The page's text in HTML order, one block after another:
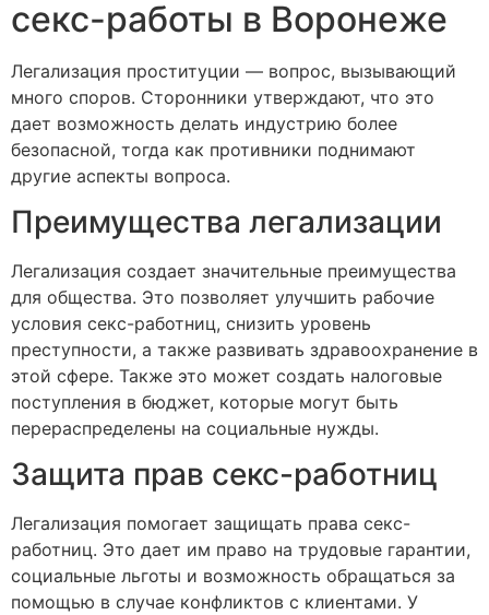
секс-работы в Воронеже
Легализация проституции — вопрос, вызывающий
много споров. Сторонники утверждают, что это
дает возможность делать индустрию более
безопасной, тогда как противники поднимают
другие аспекты вопроса.
Преимущества легализации
Легализация создает значительные преимущества
для общества. Это позволяет улучшить рабочие
условия секс-работниц, снизить уровень
преступности, а также развивать здравоохранение в
этой сфере. Также это может создать налоговые
поступления в бюджет, которые могут быть
перераспределены на социальные нужды.
Защита прав секс-работниц
Легализация помогает защищать права секс-
работниц. Это дает им право на трудовые гарантии,
социальные льготы и возможность обращаться за
помощью в случае конфликтов с клиентами. У